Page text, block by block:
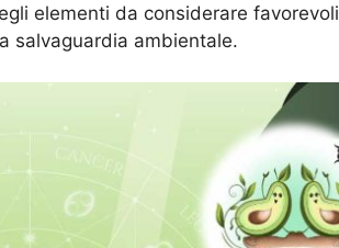
elementi da considerare favorevoli
salvaguardia ambientale.